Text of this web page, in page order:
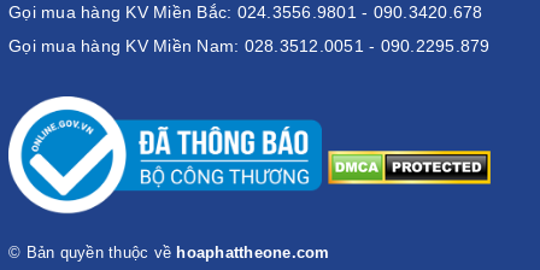
Gọi mua hàng KV Miền Bắc: 024.3556.9801 - 090.3420.678
Gọi mua hàng KV Miền Nam: 028.3512.0051 - 090.2295.879
© Bản quyền thuộc về hoaphattheone.com